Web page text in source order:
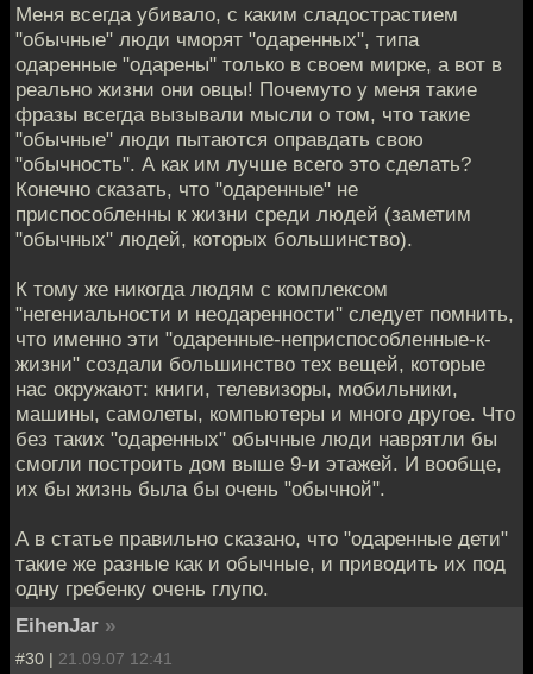
Меня всегда убивало, с каким сладострастием
"обычные" люди чморят "одаренных", типа
одаренные "одарены" только в своем мирке, а вот в
реально жизни они овцы! Почемуто у меня такие
фразы всегда вызывали мысли о том, что такие
"обычные" люди пытаются оправдать свою
"обычность". А как им лучше всего это сделать?
Конечно сказать, что "одаренные" не
приспособленны к жизни среди людей (заметим
"обычных" людей, которых большинство).
К тому же никогда людям с комплексом
"негениальности и неодаренности" следует помнить,
что именно эти "одаренные-неприспособленные-к-
жизни" создали большинство тех вещей, которые
нас окружают: книги, телевизоры, мобильники,
машины, самолеты, компьютеры и много другое. Что
без таких "одаренных" обычные люди наврятли бы
смогли построить дом выше 9-и этажей. И вообще,
их бы жизнь была бы очень "обычной".
А в статье правильно сказано, что "одаренные дети"
такие же разные как и обычные, и приводить их под
одну гребенку очень глупо.
EihenJar »
#30 | 21.09.07 12:41